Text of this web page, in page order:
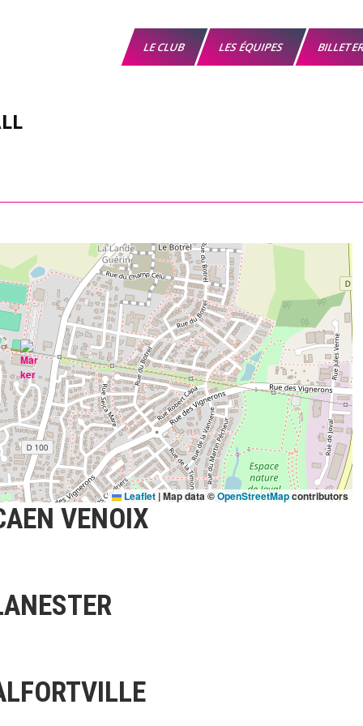
LE CLUB LES ÉQUIPES
Leaflet |Map data ©OpenStreetMapcontributors
VENOIX